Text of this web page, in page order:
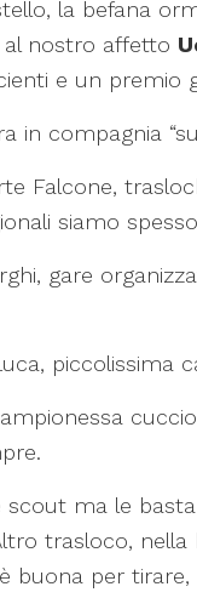
la befana
nostro affetto
e un premio
in compagnia
Falcone,
siamo
gare
piccolissima
scout ma le
trasloco, nella
buona per